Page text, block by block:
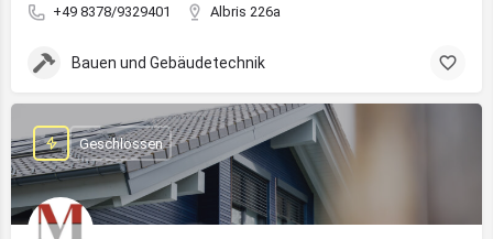
+49 8378/9329401 Albris 226a
Bauen und Gebäudetechnik
Geschlossen